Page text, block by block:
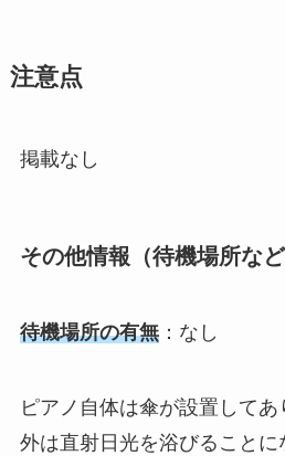
注意点
掲載なし
その他情報（待機場所など
待機場所の有無：なし
ピアノ自体は傘が設置して
外は直射日光を浴びることに